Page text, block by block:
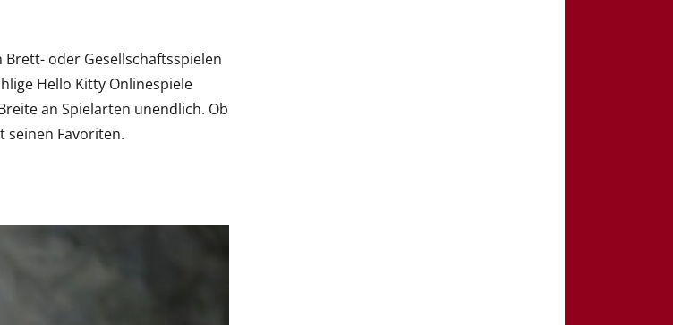
Brett- oder Gesellschaftsspielen
Hello Kitty Onlinespiele
an Spielarten unendlich. Ob
seinen Favoriten.